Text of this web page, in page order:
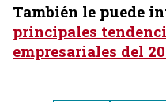
También le puede
principales
empresariales del